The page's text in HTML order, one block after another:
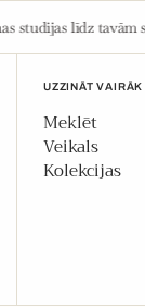
No manas
UZZINĀT VAIRĀK
Meklēt
Veikals
Kolekcijas